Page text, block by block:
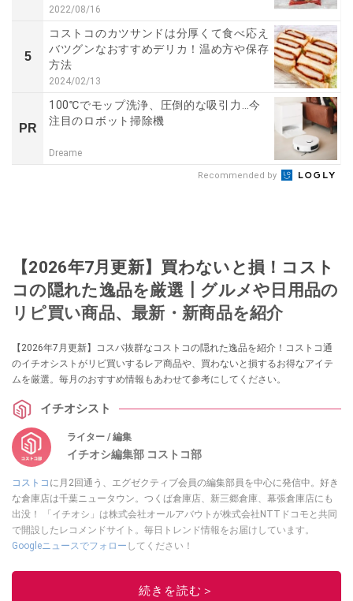
2022/08/16
5
コストコのカツサンドは分厚くて食べ応え
バツグンなおすすめデリカ！温め方や保存
方法
2024/02/13
PR
100℃でモップ洗浄、圧倒的な吸引力…今
注目のロボット掃除機
Dreame
Recommended by
【2026年7月更新】買わないと損！コスト
コの隠れた逸品を厳選┃グルメや日用品の
リピ買い商品、最新・新商品を紹介
【2026年7月更新】コスパ抜群なコストコの隠れた逸品を紹介！コストコ通
のイチオシストがリピ買いするレア商品や、買わないと損するお得なアイテ
ムを厳選。毎月のおすすめ情報もあわせて参考にしてください。
イチオシスト
ライター / 編集
イチオシ編集部 コストコ部
コストコ に月2回通う、エグゼクティブ会員の編集部員を中心に発信中。好き
な倉庫店は千葉ニュータウン。つくば倉庫店、新三郷倉庫、幕張倉庫店にも
出没！ 「イチオシ」は株式会社オールアバウトが株式会社NTTドコモと共同
で開設したレコメンドサイト。毎日トレンド情報をお届けしています。
Googleニュースでフォロー してください！
このイチオシストの他の記事を読む
続きを読む＞